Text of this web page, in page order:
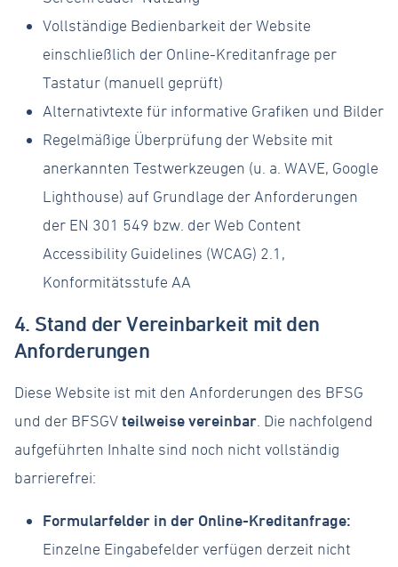
Vollständige Bedienbarkeit der Website
einschließlich der Online-Kreditanfrage per
Tastatur (manuell geprüft)
Alternativtexte für informative Grafiken und Bilder
Regelmäßige Überprüfung der Website mit
anerkannten Testwerkzeugen (u. a. WAVE, Google
Lighthouse) auf Grundlage der Anforderungen
der EN 301 549 bzw. der Web Content
Accessibility Guidelines (WCAG) 2.1,
Konformitätsstufe AA
4. Stand der Vereinbarkeit mit den
Anforderungen
Diese Website ist mit den Anforderungen des BFSG
und der BFSGVteilweise vereinbar . Die nachfolgend
aufgeführten Inhalte sind noch nicht vollständig
barrierefrei:
Formularfelder in der Online-Kreditanfrage:
Einzelne Eingabefelder verfügen derzeit nicht